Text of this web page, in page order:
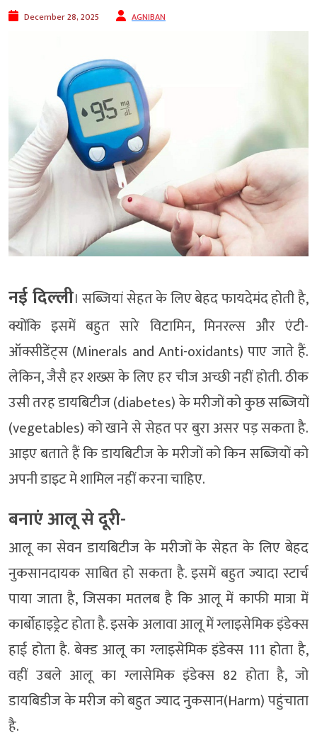
December 28, 2025 AGNIBAN
नई दिल्‍ली। सब्जियां सेहत के लिए बेहद फायदेमंद होती है,
क्योंकि इसमें बहुत सारे विटामिन, मिनरल्स और एंटी-
ऑक्सीडेंट्स (Minerals and Anti-oxidants) पाए जाते हैं.
लेकिन, जैसै हर शख्स के लिए हर चीज अच्छी नहीं होती. ठीक
उसी तरह डायबिटीज (diabetes) के मरीजों को कुछ सब्जियों
(vegetables) को खाने से सेहत पर बुरा असर पड़ सकता है.
आइए बताते हैं कि डायबिटीज के मरीजों को किन सब्जियों को
अपनी डाइट मे शामिल नहीं करना चाहिए.
बनाएं आलू से दूरी-
आलू का सेवन डायबिटीज के मरीजों के सेहत के लिए बेहद
नुकसानदायक साबित हो सकता है. इसमें बहुत ज्यादा स्टार्च
पाया जाता है, जिसका मतलब है कि आलू में काफी मात्रा में
कार्बोहाइड्रेट होता है. इसके अलावा आलू में ग्लाइसेमिक इंडेक्स
हाई होता है. बेक्ड आलू का ग्लाइसेमिक इंडेक्स 111 होता है,
वहीं उबले आलू का ग्लासेमिक इंडेक्स 82 होता है, जो
डायबिडीज के मरीज को बहुत ज्याद नुकसान(Harm) पहुंचाता
है.